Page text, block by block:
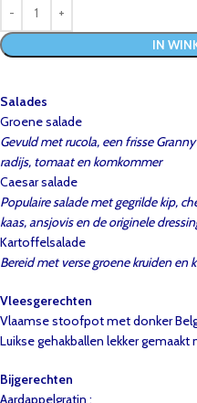
IN
Salades
Groene salade
Gevuld met rucola, een frisse
radijs, tomaat en komkommer
Caesar salade
Populaire salade met gegrilde kip,
kaas, ansjovis en de originele
Kartoffelsalade
Bereid met verse groene kruiden en
Vleesgerechten
Vlaamse stoofpot met donker
Luikse gehakballen lekker gemaakt
Bijgerechten
Aardappelgratin ;